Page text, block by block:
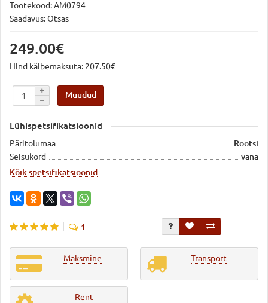
Tootekood:AM0794
Saadavus: Otsas
249.00€
Hind käibemaksuta: 207.50€
Müüdud
Lühispetsifikatsioonid
Päritolumaa
Rootsi
Seisukord
vana
Kõik spetsifikatsioonid
1
Maksmine Transport
Rent